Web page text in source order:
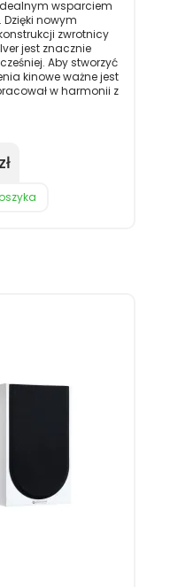
wsparciem
nowym
zwrotnicy
jest znacznie
Aby stworzyć
kinowe ważne jest
w harmonii z